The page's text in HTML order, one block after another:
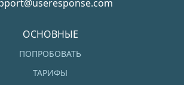
ОСНОВНЫЕ
ПОПРОБОВАТЬ
ТАРИФЫ